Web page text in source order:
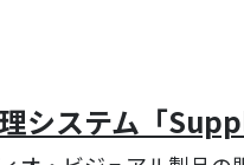
システム「